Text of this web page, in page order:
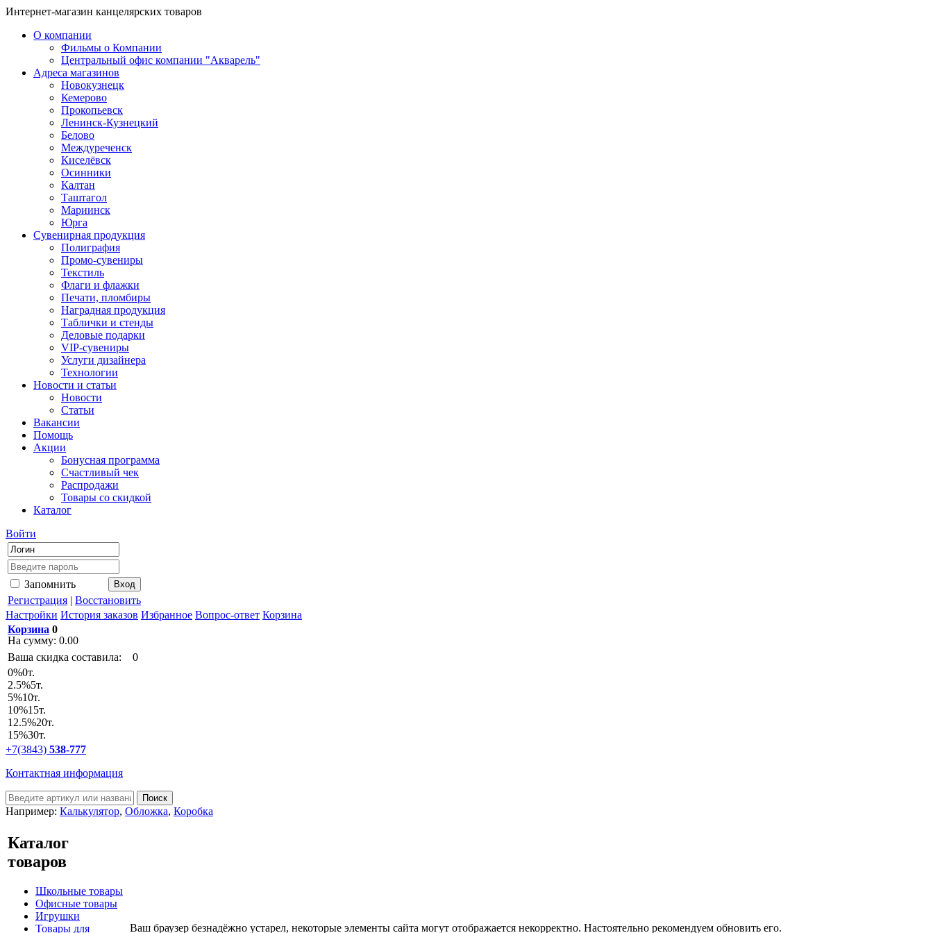
Интернет-магазин канцелярских товаров
О компании
Фильмы о Компании
Центральный офис компании "Акварель"
Адреса магазинов
Новокузнецк
Кемерово
Прокопьевск
Ленинск-Кузнецкий
Белово
Междуреченск
Киселёвск
Осинники
Калтан
Таштагол
Мариинск
Юрга
Сувенирная продукция
Полиграфия
Промо-сувениры
Текстиль
Флаги и флажки
Печати, пломбиры
Наградная продукция
Таблички и стенды
Деловые подарки
VIP-сувениры
Услуги дизайнера
Технологии
Новости и статьи
Новости
Статьи
Вакансии
Помощь
Акции
Бонусная программа
Счастливый чек
Распродажи
Товары со скидкой
Каталог
Войти
Запомнить
Регистрация | Восстановить
Настройки История заказов Избранное Вопрос-ответ Корзина
Корзина 0
На сумму: 0.00
Ваша скидка составила:
0
0%0т.
2.5%5т.
5%10т.
10%15т.
12.5%20т.
15%30т.
+7(3843) 538-777
Контактная информация
Например: Калькулятор, Обложка, Коробка
Каталог
товаров
Школьные товары
Офисные товары
Игрушки
Товары для
Ваш браузер безнадёжно устарел, некоторые элементы сайта могут отображается некорректно. Настоятельно рекомендуем обновить его.